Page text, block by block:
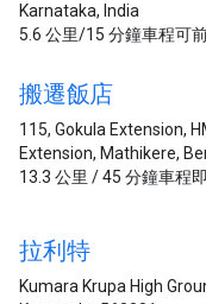
Karnataka, India
5.6 公里/15 分鐘車程可
搬遷飯店
115, Gokula Extension,
Extension, Mathikere,
13.3 公里 / 45 分鐘車程
拉利特
Kumara Krupa High